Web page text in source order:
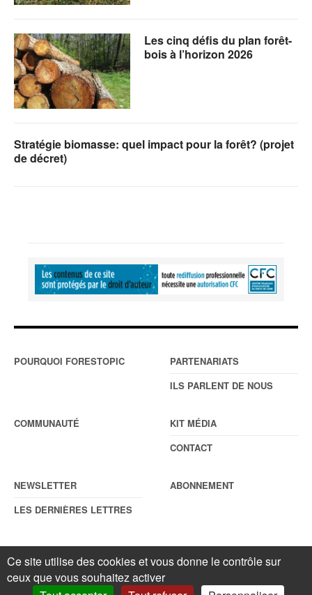
Les cinq défis du plan forêt-
bois à l’horizon 2026
Stratégie biomasse: quel impact pour la forêt? (projet
de décret)
POURQUOI FORESTOPIC
PARTENARIATS
ILS PARLENT DE NOUS
COMMUNAUTÉ
KIT MÉDIA
CONTACT
NEWSLETTER
LES DERNIÈRES LETTRES
ABONNEMENT
© ForestopicMentions légales. Reproduction interdite sans autorisation
écrite préalable.Gestionnaire de cookies
Ce site utilise des cookies et vous donne le contrôle sur
ceux que vous souhaitez activer